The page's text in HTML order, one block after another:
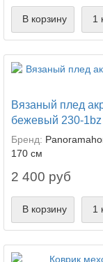
В корзину 1
Вязаный плед
бежевый 230-1bz
Бренд:
170 см
2 400 руб
В корзину 1